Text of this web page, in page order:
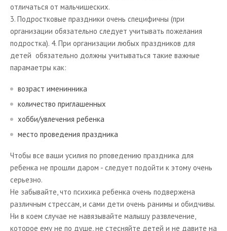
отличаться от мальчишеских.
3. Подростковые праздники очень специфичны (при
организации обязательно следует учитывать пожелания
подростка). 4. При организации любых праздников для
детей обязательно должны учитываться такие важные
парамаетры как:
возраст именинника
количество приглашенных
хобби/увлечения ребенка
место проведения праздника
Чтобы все ваши усилия по рповедению праздника для
ребенка не прошли даром - следует подойти к этому очень
серьезно.
Не забывайте, что психика ребенка очень подвержена
различным стрессам, и сами дети очень ранимы и обидчивы.
Ни в коем случае не навязывайте малышу развлечение,
которое ему не по душе, не стесняйте детей и не давите на